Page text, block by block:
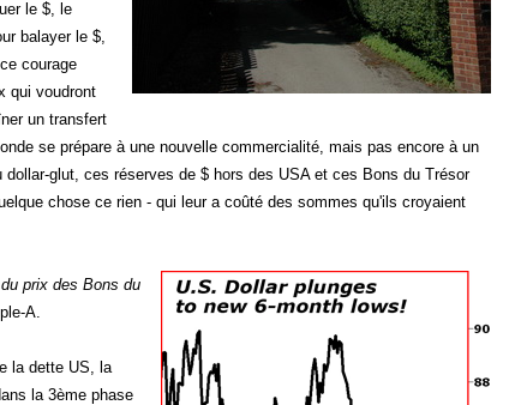
le $, le
balayer le $,
courage
qui voudront
un transfert
se prépare à une nouvelle commercialité, mais pas encore à un
glut, ces réserves de $ hors des USA et ces Bons du Trésor
chose ce rien - qui leur a coûté des sommes qu'ils croyaient
prix des Bons du
A.
la dette US, la
la 3ème phase